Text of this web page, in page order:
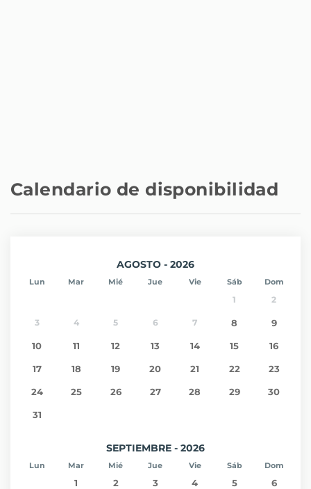
Calendario de disponibilidad
AGOSTO - 2026
Lun Mar Mié Jue Vie Sáb Dom
1 2
3 4 5 6 7 8 9
10 11 12 13 14 15 16
17 18 19 20 21 22 23
24 25 26 27 28 29 30
31
SEPTIEMBRE - 2026
Lun Mar Mié Jue Vie Sáb Dom
1 2 3 4 5 6